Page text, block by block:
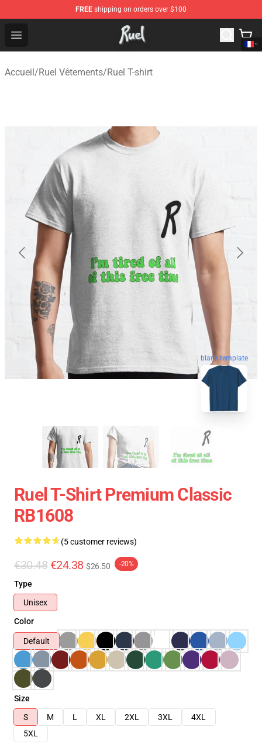
FREE shipping on orders over $100
Open menu
Ruel Store - Official Ruel Merchandise Shop
Accueil/Ruel Vêtements/Ruel T-shirt
blank template
Ruel T-Shirt Premium Classic
RB1608
(5 customer reviews)
€30.48 €24.38 $26.50 -20%
Type
Unisex
Color
Default
Size
S
M L XL 2XL 3XL
4XL
5XL